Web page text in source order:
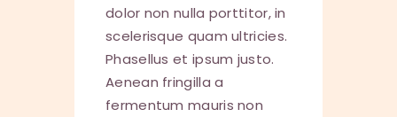
dolor non nulla porttitor, in
scelerisque quam ultricies.
Phasellus et ipsum justo.
Aenean fringilla a
fermentum mauris non